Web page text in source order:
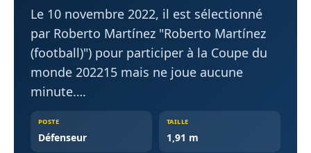
Le 10 novembre 2022, il est sélectionné
par Roberto Martínez "Roberto Martínez
(football)") pour participer à la Coupe du
monde 202215 mais ne joue aucune
minute….
POSTE
Défenseur
TAILLE
1,91 m